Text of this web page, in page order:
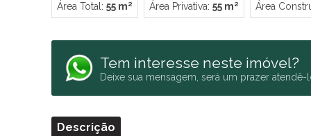
Área Total: 55 m² Área Privativa: 55 m² Área
Tem interesse neste imóvel?
Deixe sua mensagem, será um prazer atendê-
Descrição